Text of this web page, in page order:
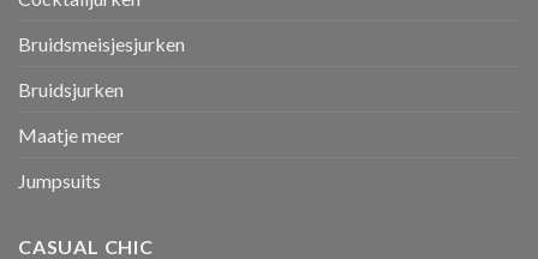
Bruidsmeisjesjurken
Bruidsjurken
Maatje meer
Jumpsuits
CASUAL CHIC